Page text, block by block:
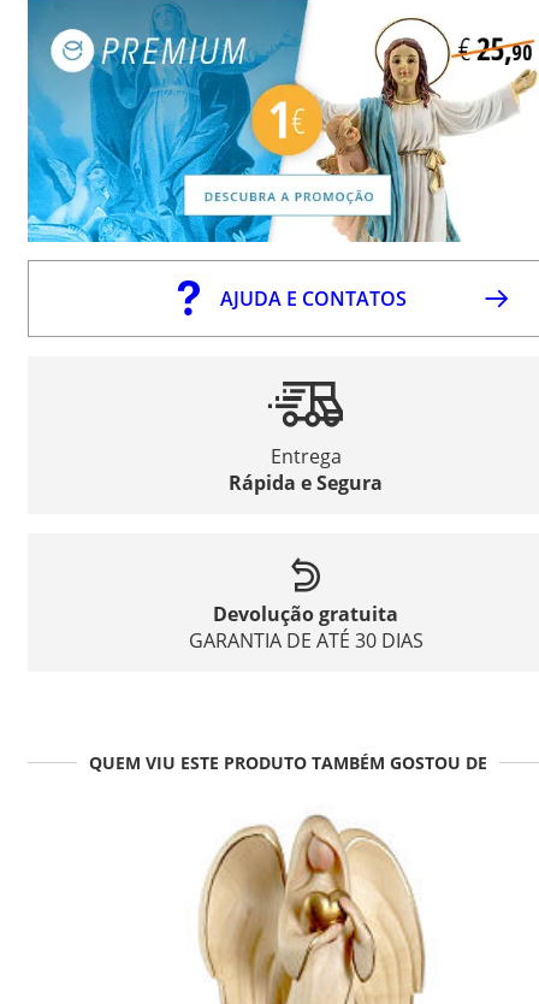
AJUDA E CONTATOS
Entrega
Rápida e Segura
Devolução gratuita
GARANTIA DE ATÉ 30 DIAS
QUEM VIU ESTE PRODUTO TAMBÉM GOSTOU DE